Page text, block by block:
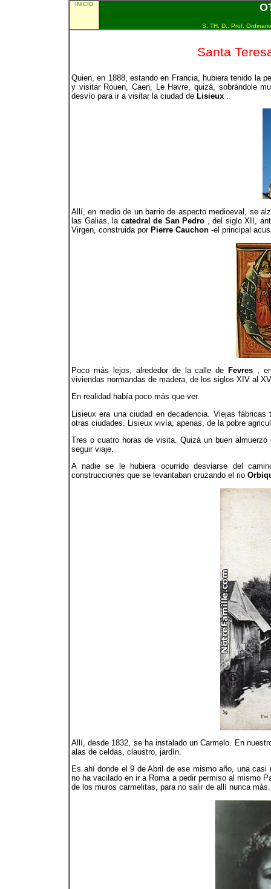
INICIO
S. TH. D., Prof.
Santa
Quien, en 1888, estando en Francia, hubiera tenido la
y visitar Rouen, Caen, Le Havre, quizá, sobrándole
desvío para ir a visitar la ciudad de Lisieux
Allí, en medio de un barrio de aspecto medioeval, se
las Galias, la catedral de San Pedro , del siglo XII,
Virgen, construida por Pierre Cauchon -el principal
Poco más lejos, alrededor de la calle de Fevres
,
viviendas normandas de madera, de los siglos XIV al
En realidad había poco más que ver.
Lisieux era una ciudad en decadencia. Viejas
otras ciudades. Lisieux vivía, apenas, de la pobre
Tres o cuatro horas de visita. Quizá un buen
seguir viaje.
A nadie se le hubiera ocurrido desviarse del
construcciones que se levantaban cruzando el rio
Allí, desde 1832, se ha instalado un Carmelo. En
alas de celdas, claustro, jardín.
Es ahí donde el 9 de Abril de ese mismo año, una
no ha vacilado en ir a Roma a pedir permiso al mismo
de los muros carmelitas, para no salir de allí nunca más.